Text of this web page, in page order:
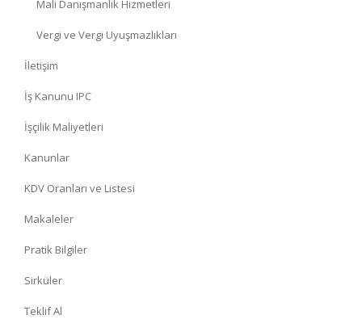
Mali Danışmanlık Hizmetleri
Vergi ve Vergi Uyuşmazlıkları
İletişim
İş Kanunu IPC
İşçilik Maliyetleri
Kanunlar
KDV Oranları ve Listesi
Makaleler
Pratik Bilgiler
Sirküler
Teklif Al